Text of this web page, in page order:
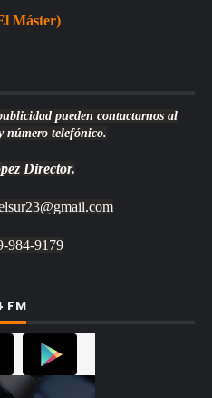
Máster)
pueden contactarnos al
número telefónico.
Director.
984-9179
FM